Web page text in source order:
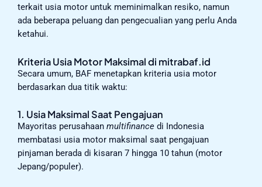
terkait usia motor untuk meminimalkan resiko, namun
ada beberapa peluang dan pengecualian yang perlu Anda
ketahui.
Kriteria Usia Motor Maksimal di mitrabaf.id
Secara umum, BAF menetapkan kriteria usia motor
berdasarkan dua titik waktu:
1. Usia Maksimal Saat Pengajuan
Mayoritas perusahaan multifinance di Indonesia
membatasi usia motor maksimal saat pengajuan
pinjaman berada di kisaran 7 hingga 10 tahun (motor
Jepang/populer).